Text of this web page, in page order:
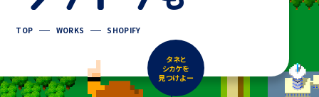
TOP WORKS SHOPIFY
タネと
シカケを
見つけよー